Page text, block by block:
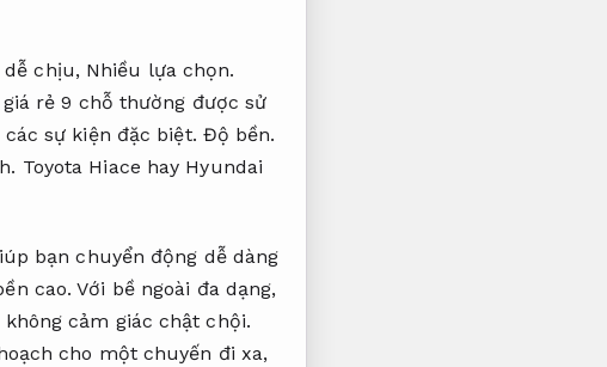
chịu, Nhiều lựa chọn.
giá rẻ 9 chỗ thường được sử
sự kiện đặc biệt. Độ bền.
Toyota Hiace hay Hyundai
bạn chuyển động dễ dàng
cao. Với bề ngoài đa dạng,
cảm giác chật chội.
cho một chuyến đi xa,